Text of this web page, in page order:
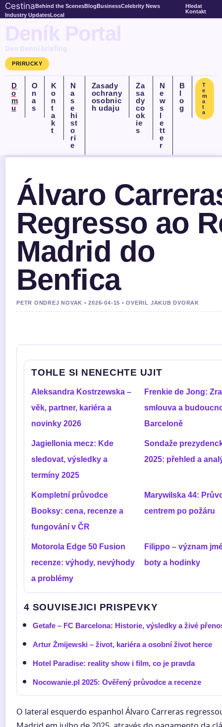
CestinaBehind the ScenesBlogBusinessCelebrity News
Industry UpdatesLocal
Hledat
Kontakt
Deník Portal
Den Denni briefing
PRIRUCKY
D
o
m
u
O
n
a
s
K
o
n
t
a
k
t
N
a
s
e
hi
st
o
ri
e
Zasady
ochrany
osobnic
h udaju
Za
sa
dy
co
ok
ie
s
N
e
w
s
l
e
tt
e
r
B
l
o
g
T
e
m
a
t
a
Álvaro
Regresso ao
Madrid do
Benfica
PETR ONDREJ NOVAK • 2026-04-15 • OVERIL JAKUB DVORAK
TOHLE SI NENECHTE UJIT
Aleksandra Kostrzewska –
věk, partner, kariéra a
novinky 2026
Frenkie de Jong:
smlouva a
Barceloně
Jagiellonia mecz: Kde
sledovat, výsledky a
termíny 2025
Sondaže
2025: přehled a
Kompletní průvodce
Booksy: cena, recenze a
fungování v ČR
Marywilska 44:
centrem po požáru
Motorola Edge 50 Fusion
recenze: výhody, nevýhody
a problémy
Filippo – význam
boty a hodinky
4 SOUVISEJICI PRISPEVKY
Getafe – FC Barcelona: Historie, výsledky a živé
Artur Żmijewski – život, kariéra a osobní život herce
Hotel Paradise: reality show i film, co je pravda
Nocowanie.pl 2025: Ověřený průvodce a recenze
O lateral esquerdo espanhol Álvaro Carreras